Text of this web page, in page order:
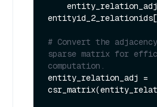
# Convert the
sparse matrix for
computation.
entity_relation_adj =